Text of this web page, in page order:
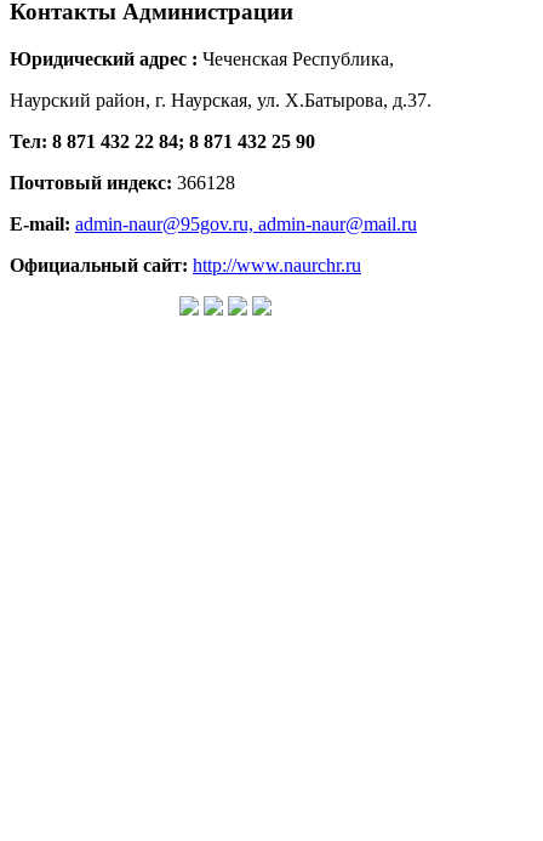
Контакты Администрации
Юридический адрес : Чеченская Республика,
Наурский район, г. Наурская, ул. Х.Батырова, д.37.
Тел: 8 871 432 22 84; 8 871 432 25 90
Почтовый индекс: 366128
E-mail: admin-naur@95gov.ru, admin-naur@mail.ru
Официальный сайт: http://www.naurchr.ru